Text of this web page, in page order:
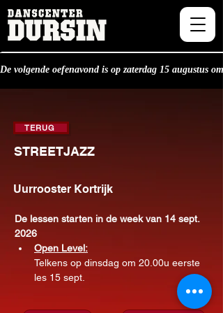
De volgende oefenavond is op zaterdag 15 augustus om
TERUG
STREETJAZZ
Uurrooster Kortrijk
De lessen starten in de week van 14 sept.
2026
Open Level:
Telkens op dinsdag om 20.00u eerste
les 15 sept.